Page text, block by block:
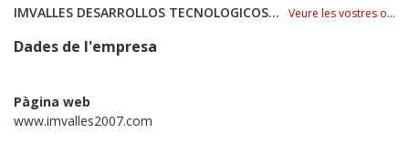
IMVALLES DESARROLLOS TECNOLOGICOS MMVII, S.L Veure les vostres ofertes
Dades de l'empresa
Pàgina web
www.imvalles2007.com